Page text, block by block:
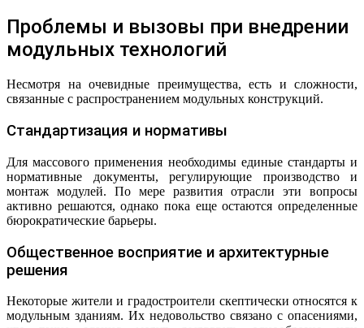
Проблемы и вызовы при внедрении
модульных технологий
Несмотря на очевидные преимущества, есть и сложности,
связанные с распространением модульных конструкций.
Стандартизация и нормативы
Для массового применения необходимы единые стандарты и
нормативные документы, регулирующие производство и
монтаж модулей. По мере развития отрасли эти вопросы
активно решаются, однако пока еще остаются определенные
бюрократические барьеры.
Общественное восприятие и архитектурные
решения
Некоторые жители и градостроители скептически относятся к
модульным зданиям. Их недовольство связано с опасениями,